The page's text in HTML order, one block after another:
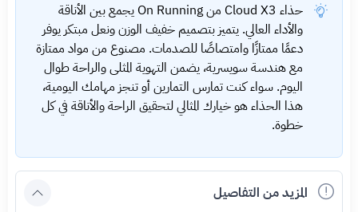
حذاء Cloud X3 من On Running يجمع بين الأناقة
والأداء العالي. يتميز بتصميم خفيف الوزن ونعل مبتكر يوفر
دعمًا ممتازًا وامتصاصًا للصدمات. مصنوع من مواد ممتازة
مع هندسة سويسرية، يضمن التهوية المثلى والراحة طوال
اليوم. سواء كنت تمارس التمارين أو تنجز مهامك اليومية،
هذا الحذاء هو خيارك المثالي لتحقيق الراحة والأناقة في كل
خطوة.
المزيد من التفاصيل